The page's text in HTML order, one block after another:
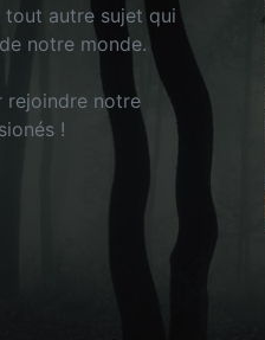
autre sujet qui
notre monde.
rejoindre notre
!